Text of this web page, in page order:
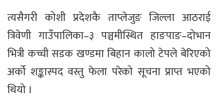
त्यसैगरी कोशी प्रदेशकै ताप्लेजुङ जिल्ला आठराई
त्रिवेणी गाउँपालिका–३ पञ्चमीस्थित हाङपाङ–दोभान
भित्री कच्ची सडक खण्डमा बिहान कालो टेपले बेरिएको
अर्को शङ्कास्पद वस्तु फेला परेको सूचना प्राप्त भएको
थियो ।